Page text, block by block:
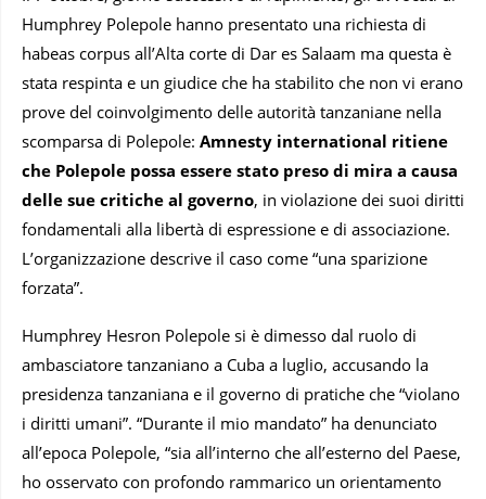
Humphrey Polepole hanno presentato una richiesta di
habeas corpus all’Alta corte di Dar es Salaam ma questa è
stata respinta e un giudice che ha stabilito che non vi erano
prove del coinvolgimento delle autorità tanzaniane nella
scomparsa di Polepole: Amnesty international ritiene
che Polepole possa essere stato preso di mira a causa
delle sue critiche al governo, in violazione dei suoi diritti
fondamentali alla libertà di espressione e di associazione.
L’organizzazione descrive il caso come “una sparizione
forzata”.
Humphrey Hesron Polepole si è dimesso dal ruolo di
ambasciatore tanzaniano a Cuba a luglio, accusando la
presidenza tanzaniana e il governo di pratiche che “violano
i diritti umani”. “Durante il mio mandato” ha denunciato
all’epoca Polepole, “sia all’interno che all’esterno del Paese,
ho osservato con profondo rammarico un orientamento